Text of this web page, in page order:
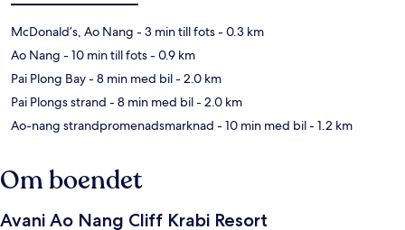
McDonald’s, Ao Nang - 3 min till fots- 0.3 km
Ao Nang - 10 min till fots- 0.9 km
Pai Plong Bay- 8 min med bil- 2.0 km
Pai Plongs strand - 8 min med bil- 2.0 km
Ao-nang strandpromenadsmarknad - 10 min med bil- 1.2 km
Om boendet
Avani Ao Nang Cliff Krabi Resort